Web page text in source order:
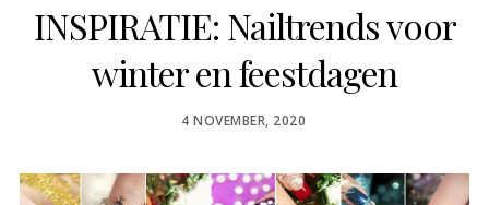
INSPIRATIE: Nailtrends voor
winter en feestdagen
POSTED
4 NOVEMBER, 2020